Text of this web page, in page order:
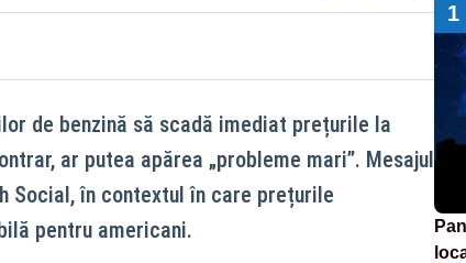
de benzină să scadă imediat prețurile la
ar putea apărea „probleme mari”. Mesajul
Social, în contextul în care prețurile
pentru americani.
1